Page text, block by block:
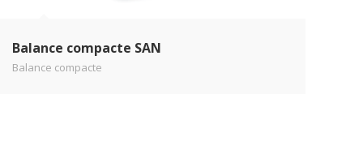
Balance compacte SAN
Balance compacte